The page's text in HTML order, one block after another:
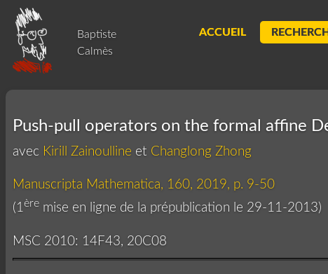
Baptiste
Calmès
ACCUEIL
Push-pull operators on the formal affine
avec Kirill Zainoulline et Changlong Zhong
Manuscripta Mathematica, 160, 2019, p. 9-50
(1ère mise en ligne de la prépublication le 29-11-2013)
MSC 2010: 14F43, 20C08